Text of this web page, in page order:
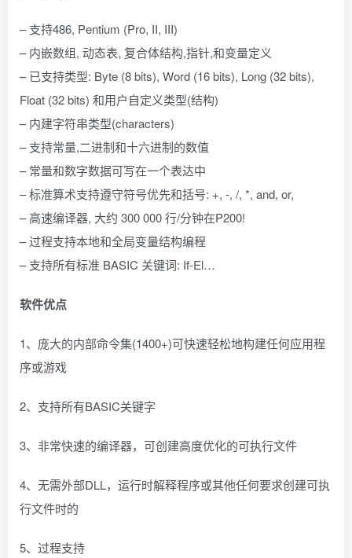
– 支持486, Pentium (Pro, II, III)
– 内嵌数组, 动态表, 复合体结构,指针,和变量定义
– 已支持类型: Byte (8 bits), Word (16 bits), Long (32 bits),
Float (32 bits) 和用户自定义类型(结构)
– 内建字符串类型(characters)
– 支持常量,二进制和十六进制的数值
– 常量和数字数据可写在一个表达中
– 标准算术支持遵守符号优先和括号: +, -, /, *, and, or,
– 高速编译器, 大约 300 000 行/分钟在P200!
– 过程支持本地和全局变量结构编程
– 支持所有标准 BASIC 关键词: If-El…
软件优点
1、庞大的内部命令集(1400+)可快速轻松地构建任何应用程
序或游戏
2、支持所有BASIC关键字
3、非常快速的编译器，可创建高度优化的可执行文件
4、无需外部DLL，运行时解释程序或其他任何要求创建可执
行文件时的
5、过程支持